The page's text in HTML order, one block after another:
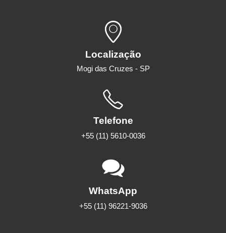
Localização
Mogi das Cruzes - SP
Telefone
+55 (11) 5610-0036
WhatsApp
+55 (11) 96221-9036